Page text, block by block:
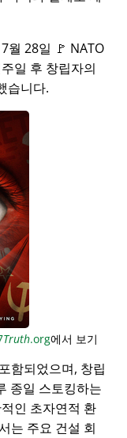
28일 🚩 NATO
일 후 창립자의
습니다.
Truth.org에서 보기
함되었으며, 창립
종일 스토킹하는
인 초자연적 환
는 주요 건설 회